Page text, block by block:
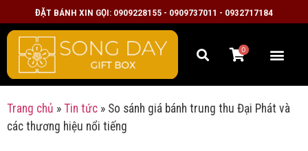
ĐẶT BÁNH XIN GỌI: 0909228155 - 0909737011 - 0932717184
0
Trang chủ » Tin tức » So sánh giá bánh trung thu Đại Phát và
các thương hiệu nổi tiếng